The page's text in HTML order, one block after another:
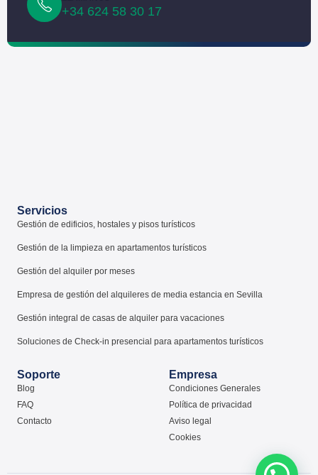
+34 624 58 30 17
Servicios
Gestión de edificios, hostales y pisos turísticos
Gestión de la limpieza en apartamentos turísticos
Gestión del alquiler por meses
Empresa de gestión del alquileres de media estancia en Sevilla
Gestión integral de casas de alquiler para vacaciones
Soluciones de Check-in presencial para apartamentos turísticos
Soporte
Blog
FAQ
Contacto
Empresa
Condiciones Generales
Política de privacidad
Aviso legal
Cookies